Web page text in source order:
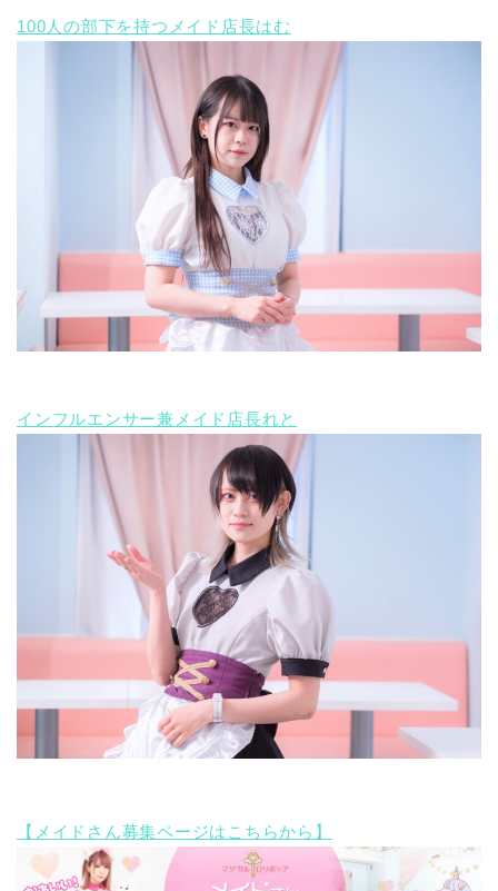
100人の部下を持つメイド店長はむ
インフルエンサー兼メイド店長れと
【メイドさん募集ページはこちらから】